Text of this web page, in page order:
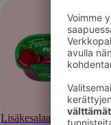
Lisäkesalaatit ja